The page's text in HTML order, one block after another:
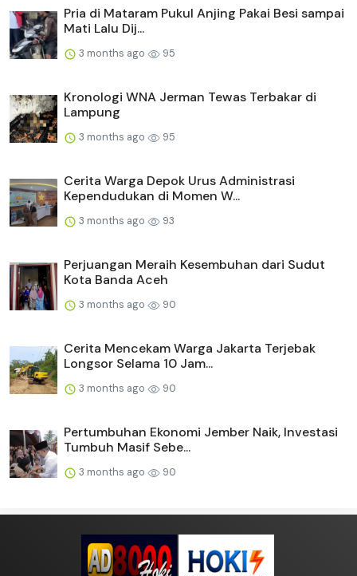
Pria di Mataram Pukul Anjing Pakai Besi sampai
Mati Lalu Dij...
3 months ago 95
Kronologi WNA Jerman Tewas Terbakar di
Lampung
3 months ago 95
Cerita Warga Depok Urus Administrasi
Kependudukan di Momen W...
3 months ago 93
Perjuangan Meraih Kesembuhan dari Sudut
Kota Banda Aceh
3 months ago 90
Cerita Mencekam Warga Jakarta Terjebak
Longsor Selama 10 Jam...
3 months ago 90
Pertumbuhan Ekonomi Jember Naik, Investasi
Tumbuh Masif Sebe...
3 months ago 90